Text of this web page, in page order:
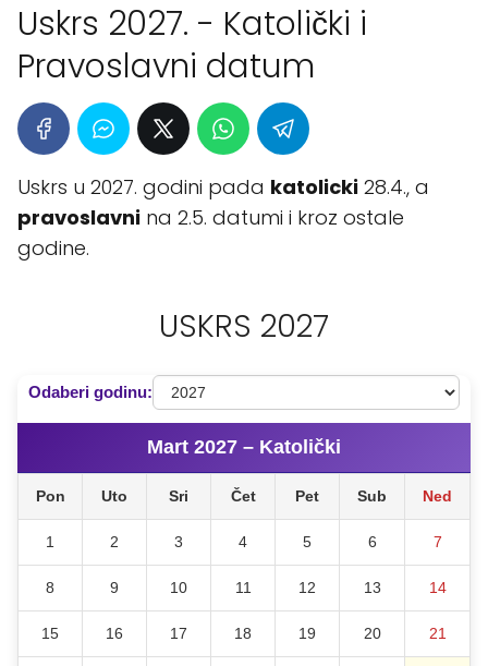
Uskrs 2027. - Katolički i
Pravoslavni datum
Uskrs u 2027. godini pada katolicki 28.4., a
pravoslavni na 2.5. datumi i kroz ostale
godine.
USKRS 2027
Odaberi godinu:
Mart 2027 – Katolički
Pon Uto Sri Čet Pet Sub Ned
1 2 3 4 5 6 7
8 9 10 11 12 13 14
15 16 17 18 19 20 21